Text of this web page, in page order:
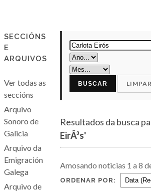
SECCIÓNS
E
ARQUIVOS
Ver todas as
seccións
Arquivo
Sonoro de
Galicia
Arquivo da
Emigración
Galega
Arquivo de
BUSCAR LIMPAR
Resultados da busca
EirÃ³s'
Amosando noticias 1 a 8
ORDENAR POR: